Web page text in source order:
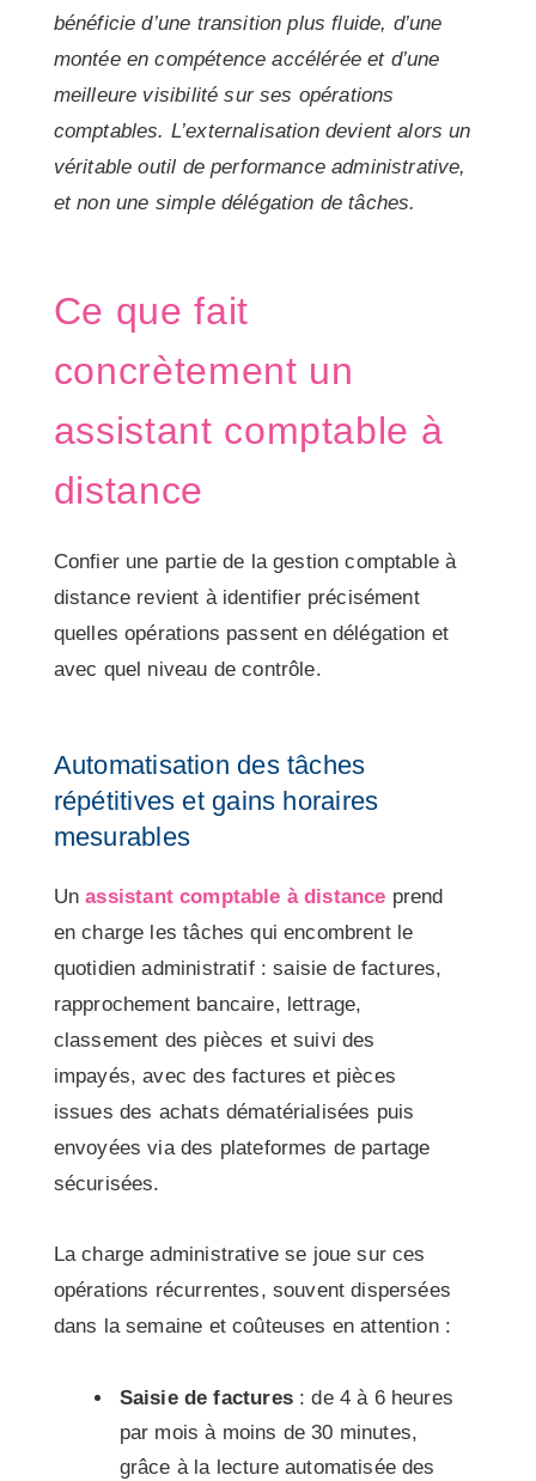
bénéficie d’une transition plus fluide, d’une
montée en compétence accélérée et d’une
meilleure visibilité sur ses opérations
comptables. L’externalisation devient alors un
véritable outil de performance administrative,
et non une simple délégation de tâches.
Ce que fait
concrètement un
assistant comptable à
distance
Confier une partie de la gestion comptable à
distance revient à identifier précisément
quelles opérations passent en délégation et
avec quel niveau de contrôle.
Automatisation des tâches
répétitives et gains horaires
mesurables
Unassistant comptable à distance prend
en charge les tâches qui encombrent le
quotidien administratif : saisie de factures,
rapprochement bancaire, lettrage,
classement des pièces et suivi des
impayés, avec des factures et pièces
issues des achats dématérialisées puis
envoyées via des plateformes de partage
sécurisées.
La charge administrative se joue sur ces
opérations récurrentes, souvent dispersées
dans la semaine et coûteuses en attention :
Saisie de factures: de 4 à 6 heures
par mois à moins de 30 minutes,
grâce à la lecture automatisée des